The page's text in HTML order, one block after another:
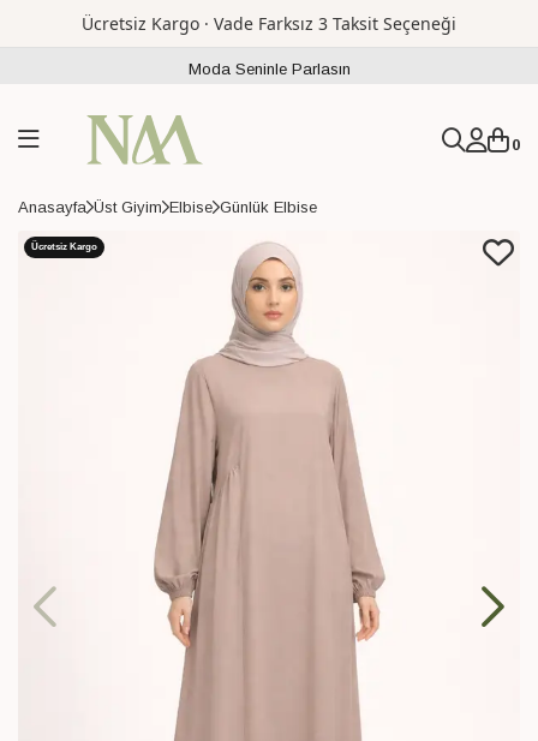
Ücretsiz Kargo · Vade Farksız 3 Taksit Seçeneği
Moda Seninle Parlasın
0
Anasayfa Üst Giyim Elbise Günlük Elbise
Ücretsiz Kargo